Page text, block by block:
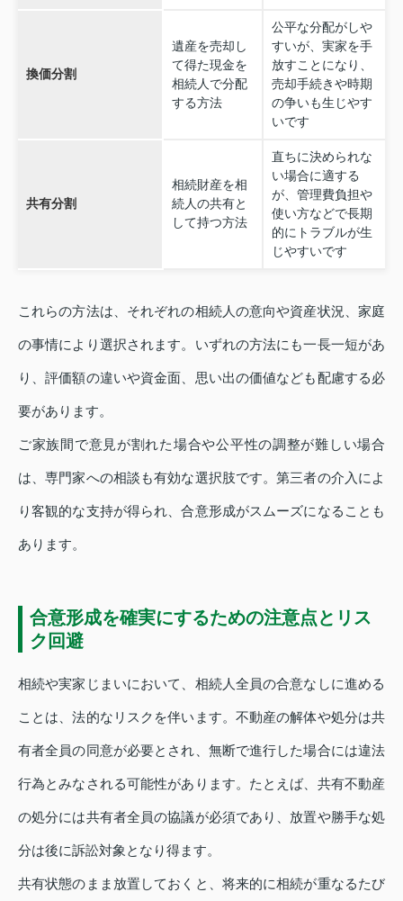
換価分割
遺産を売却し
て得た現金を
相続人で分配
する方法
公平な分配がしや
すいが、実家を手
放すことになり、
売却手続きや時期
の争いも生じやす
いです
共有分割
相続財産を相
続人の共有と
して持つ方法
直ちに決められな
い場合に適する
が、管理費負担や
使い方などで長期
的にトラブルが生
じやすいです
これらの方法は、それぞれの相続人の意向や資産状況、家庭
の事情により選択されます。いずれの方法にも一長一短があ
り、評価額の違いや資金面、思い出の価値なども配慮する必
要があります。
ご家族間で意見が割れた場合や公平性の調整が難しい場合
は、専門家への相談も有効な選択肢です。第三者の介入によ
り客観的な支持が得られ、合意形成がスムーズになることも
あります。
合意形成を確実にするための注意点とリス
ク回避
相続や実家じまいにおいて、相続人全員の合意なしに進める
ことは、法的なリスクを伴います。不動産の解体や処分は共
有者全員の同意が必要とされ、無断で進行した場合には違法
行為とみなされる可能性があります。たとえば、共有不動産
の処分には共有者全員の協議が必須であり、放置や勝手な処
分は後に訴訟対象となり得ます。
共有状態のまま放置しておくと、将来的に相続が重なるたび